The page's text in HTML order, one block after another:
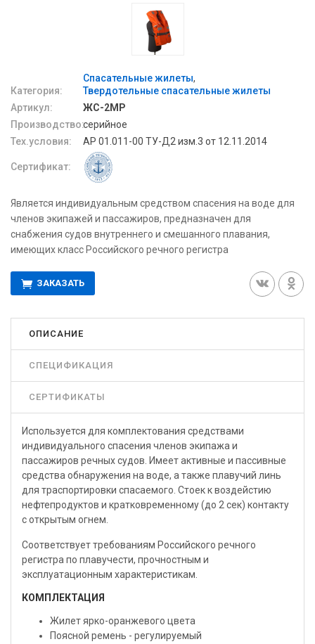
Категория:
Спасательные жилеты
Твердотельные спасательные жилеты
Артикул:
ЖС-2МР
Производство:серийное
Тех.условия:
АР 01.011-00 ТУ-Д2 изм.3 от 12.11.2014
Сертификат:
Является индивидуальным средством спасения на воде для
членов экипажей и пассажиров, предназначен для
снабжения судов внутреннего и смешанного плавания,
имеющих класс Российского речного регистра
ЗАКАЗАТЬ
ОПИСАНИЕ
СПЕЦИФИКАЦИЯ
СЕРТИФИКАТЫ
Используется для комплектования средствами
индивидуального спасения членов экипажа и
пассажиров речных судов. Имеет активные и пассивные
средства обнаружения на воде, а также плавучий линь
для траспортировки спасаемого. Стоек к воздейстию
нефтепродуктов и кратковременному (до 2 сек) контакту
с открытым огнем.
Соответствует требованиям Российского речного
регистра по плавучести, прочностным и
эксплуатационным характеристикам.
КОМПЛЕКТАЦИЯ
Жилет ярко-оранжевого цвета
Поясной ремень - регулируемый